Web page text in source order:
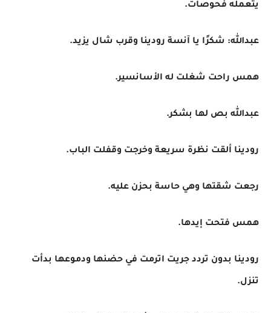
يتعمله فحوصات.
عبدالله: شكرًا يا آنسة رودينا وقرب شال يزيد.
همس راحت شغلت له الأسانسير.
عبدالله بص لها بشكر.
رودينا ألقت نظرة سريعة وخرجت وقفلت الباب.
رجعت شقتها وهي حاسة بحزن عليه.
همس فتحت إيدها.
رودينا بدون تردد جريت اترمت في حضنها ودموعها بدأت
تنزل.